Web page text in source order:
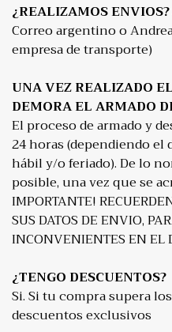
¿REALIZAMOS ENVIOS?
Correo argentino o
empresa de transporte)
UNA VEZ REALIZADO
DEMORA EL ARMADO
El proceso de armado y
24 horas (dependiendo el
hábil y/o feriado). De lo
posible, una vez que se
IMPORTANTE!
SUS DATOS DE ENVIO,
INCONVENIENTES EN EL
¿TENGO DESCUENTOS?
Si. Si tu compra supera
descuentos exclusivos